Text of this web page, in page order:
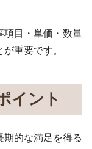
項目・単価・数量
重要です。
イント
期的な満足を得る